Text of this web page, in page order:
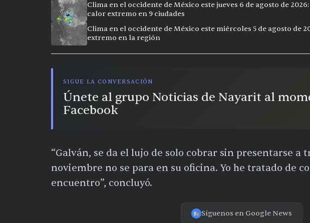
Clima en el occidente de México este jueves 6 de agosto de
calor extremo en 9 ciudades
Clima en el occidente de México este miércoles 5 de agosto de
extremo en la región
SIGUE LA CONVERSACIÓN
Únete al grupo Noticias de Nayarit al
Facebook
“Galván, se da el lujo de solo cobrar sin presentarse a
noviembre no se para en su oficina. Yo he tratado de
encuentro”, concluyó.
Síguenos en Google News